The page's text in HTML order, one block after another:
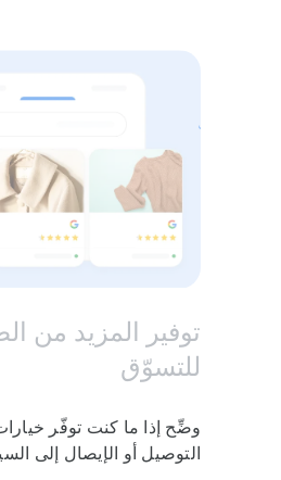
المنتجات
توفير المزيد من
للتسوّق
وضِّح إذا ما كنت توفّر
التوصيل أو الإيصال إلى